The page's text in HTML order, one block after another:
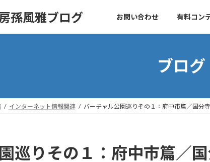
孫風雅ブログ お問い合わせ 有料コン
ブログ
インターネット情報関連 バーチャル公園巡りその１：府中市篇／国分
巡りその１：府中市篇／